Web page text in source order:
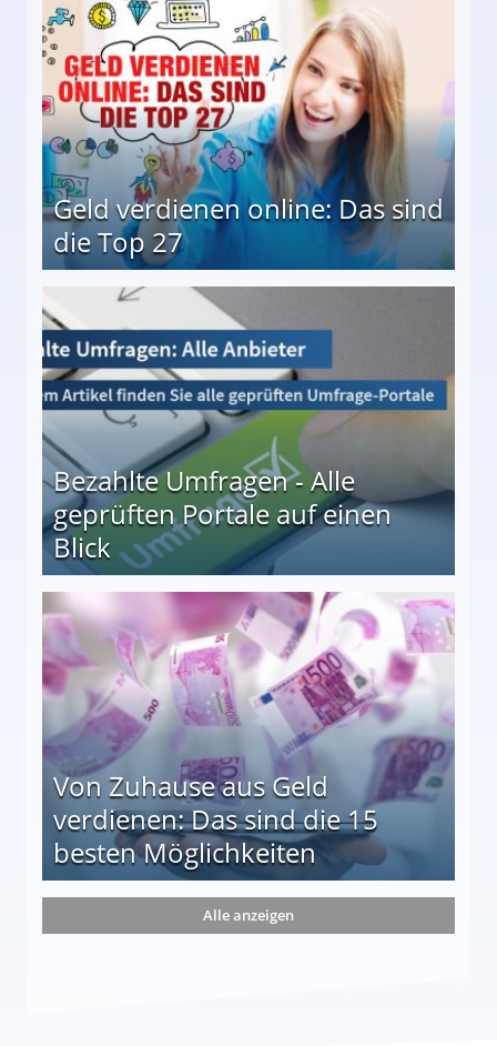
Geld verdienen online: Das sind
die Top 27
Bezahlte Umfragen - Alle
geprüften Portale auf einen
Blick
auf einen Blick
Von Zuhause aus Geld
verdienen: Das sind die 15
besten Möglichkeiten
die 15 besten Möglichkeiten
Alle anzeigen